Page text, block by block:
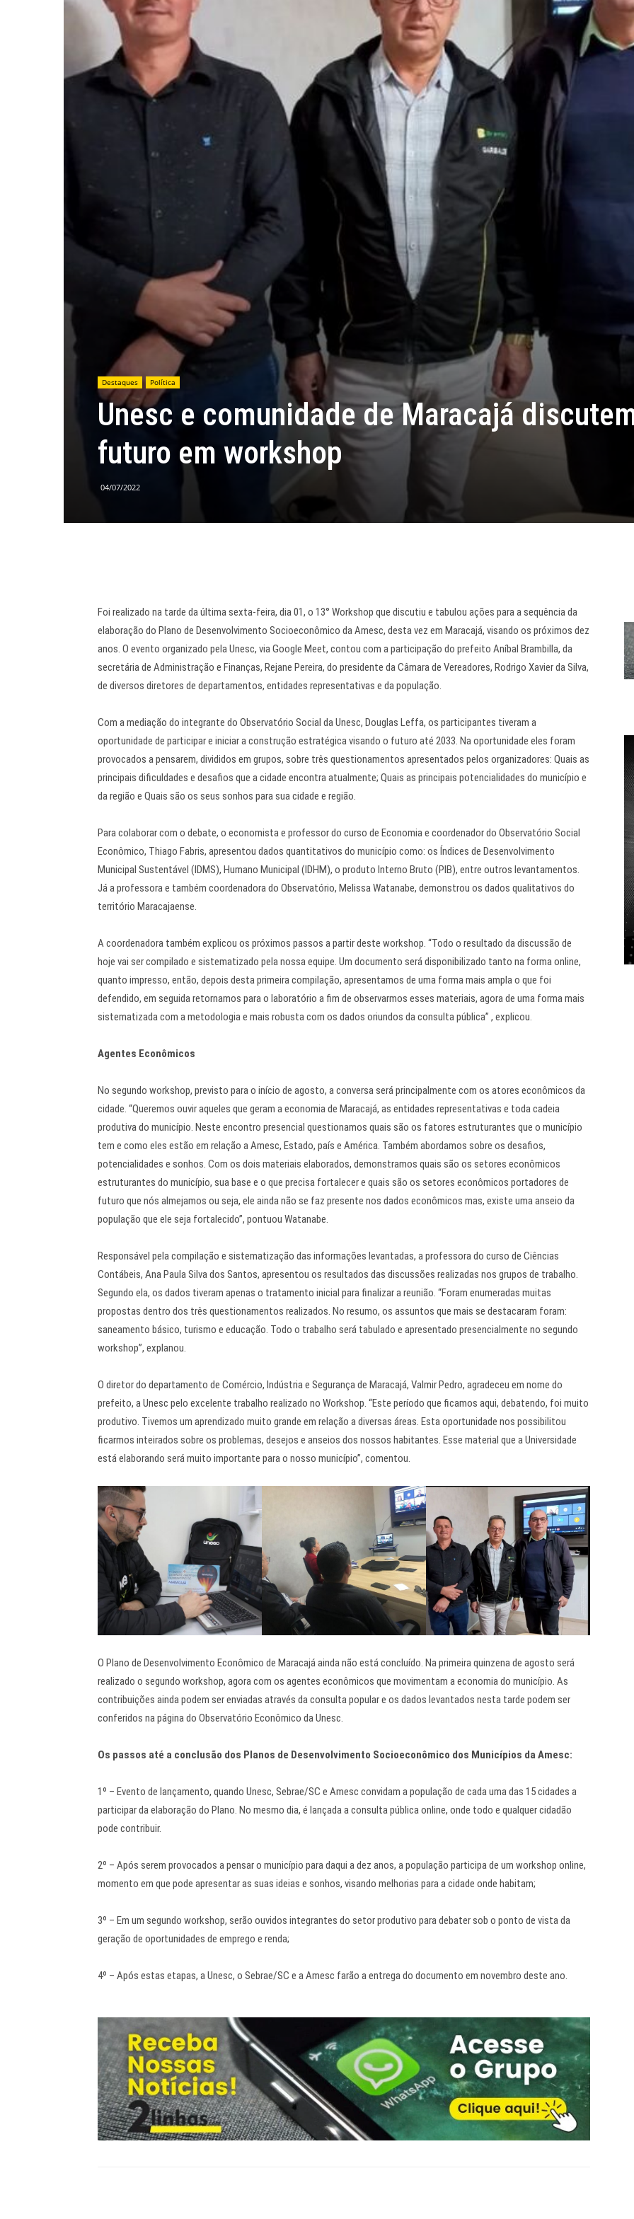
Destaques Política
Unesc e comunidade de Maracajá
futuro em workshop
04/07/2022
Foi realizado na tarde da última sexta-feira, dia 01, o 13° Workshop que discutiu e tabulou ações para a sequência da
elaboração do Plano de Desenvolvimento Socioeconômico da Amesc, desta vez em Maracajá, visando os próximos dez
anos. O evento organizado pela Unesc, via Google Meet, contou com a participação do prefeito Aníbal Brambilla, da
secretária de Administração e Finanças, Rejane Pereira, do presidente da Câmara de Vereadores, Rodrigo Xavier da Silva,
de diversos diretores de departamentos, entidades representativas e da população.
Com a mediação do integrante do Observatório Social da Unesc, Douglas Leffa, os participantes tiveram a
oportunidade de participar e iniciar a construção estratégica visando o futuro até 2033. Na oportunidade eles foram
provocados a pensarem, divididos em grupos, sobre três questionamentos apresentados pelos organizadores: Quais as
principais dificuldades e desafios que a cidade encontra atualmente; Quais as principais potencialidades do município e
da região e Quais são os seus sonhos para sua cidade e região.
Para colaborar com o debate, o economista e professor do curso de Economia e coordenador do Observatório Social
Econômico, Thiago Fabris, apresentou dados quantitativos do município como: os Índices de Desenvolvimento
Municipal Sustentável (IDMS), Humano Municipal (IDHM), o produto Interno Bruto (PIB), entre outros levantamentos.
Já a professora e também coordenadora do Observatório, Melissa Watanabe, demonstrou os dados qualitativos do
território Maracajaense.
A coordenadora também explicou os próximos passos a partir deste workshop. “Todo o resultado da discussão de
hoje vai ser compilado e sistematizado pela nossa equipe. Um documento será disponibilizado tanto na forma online,
quanto impresso, então, depois desta primeira compilação, apresentamos de uma forma mais ampla o que foi
defendido, em seguida retornamos para o laboratório a fim de observarmos esses materiais, agora de uma forma mais
sistematizada com a metodologia e mais robusta com os dados oriundos da consulta pública” , explicou.
Agentes Econômicos
No segundo workshop, previsto para o início de agosto, a conversa será principalmente com os atores econômicos da
cidade. “Queremos ouvir aqueles que geram a economia de Maracajá, as entidades representativas e toda cadeia
produtiva do município. Neste encontro presencial questionamos quais são os fatores estruturantes que o município
tem e como eles estão em relação a Amesc, Estado, país e América. Também abordamos sobre os desafios,
potencialidades e sonhos. Com os dois materiais elaborados, demonstramos quais são os setores econômicos
estruturantes do município, sua base e o que precisa fortalecer e quais são os setores econômicos portadores de
futuro que nós almejamos ou seja, ele ainda não se faz presente nos dados econômicos mas, existe uma anseio da
população que ele seja fortalecido”, pontuou Watanabe.
Responsável pela compilação e sistematização das informações levantadas, a professora do curso de Ciências
Contábeis, Ana Paula Silva dos Santos, apresentou os resultados das discussões realizadas nos grupos de trabalho.
Segundo ela, os dados tiveram apenas o tratamento inicial para finalizar a reunião. “Foram enumeradas muitas
propostas dentro dos três questionamentos realizados. No resumo, os assuntos que mais se destacaram foram:
saneamento básico, turismo e educação. Todo o trabalho será tabulado e apresentado presencialmente no segundo
workshop”, explanou.
O diretor do departamento de Comércio, Indústria e Segurança de Maracajá, Valmir Pedro, agradeceu em nome do
prefeito, a Unesc pelo excelente trabalho realizado no Workshop. “Este período que ficamos aqui, debatendo, foi muito
produtivo. Tivemos um aprendizado muito grande em relação a diversas áreas. Esta oportunidade nos possibilitou
ficarmos inteirados sobre os problemas, desejos e anseios dos nossos habitantes. Esse material que a Universidade
está elaborando será muito importante para o nosso município”, comentou.
O Plano de Desenvolvimento Econômico de Maracajá ainda não está concluído. Na primeira quinzena de agosto será
realizado o segundo workshop, agora com os agentes econômicos que movimentam a economia do município. As
contribuições ainda podem ser enviadas através da consulta popular e os dados levantados nesta tarde podem ser
conferidos na página do Observatório Econômico da Unesc.
Os passos até a conclusão dos Planos de Desenvolvimento Socioeconômico dos Municípios da Amesc:
1º – Evento de lançamento, quando Unesc, Sebrae/SC e Amesc convidam a população de cada uma das 15 cidades a
participar da elaboração do Plano. No mesmo dia, é lançada a consulta pública online, onde todo e qualquer cidadão
pode contribuir.
2º – Após serem provocados a pensar o município para daqui a dez anos, a população participa de um workshop online,
momento em que pode apresentar as suas ideias e sonhos, visando melhorias para a cidade onde habitam;
3º – Em um segundo workshop, serão ouvidos integrantes do setor produtivo para debater sob o ponto de vista da
geração de oportunidades de emprego e renda;
4º – Após estas etapas, a Unesc, o Sebrae/SC e a Amesc farão a entrega do documento em novembro deste ano.